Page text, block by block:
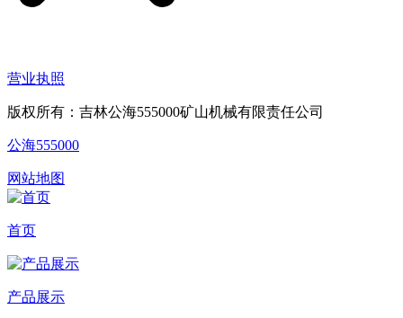
营业执照
版权所有：吉林公海555000矿山机械有限责任公司
公海555000
网站地图
首页
产品展示